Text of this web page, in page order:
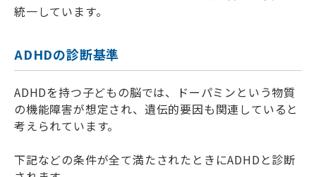
統一しています。
ADHDの診断基準
ADHDを持つ子どもの脳では、ドーパミンという物質
の機能障害が想定され、遺伝的要因も関連していると
考えられています。
下記などの条件が全て満たされたときにADHDと診断